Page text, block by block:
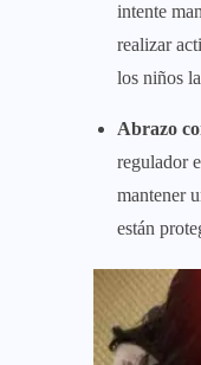
intente
realizar
los niños
Abrazo
regulador
mantener
están